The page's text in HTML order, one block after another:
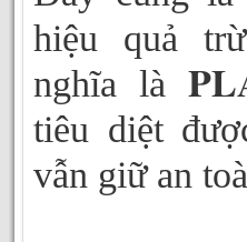
hiệu quả
nghĩa là
tiêu diệt
vẫn giữ an